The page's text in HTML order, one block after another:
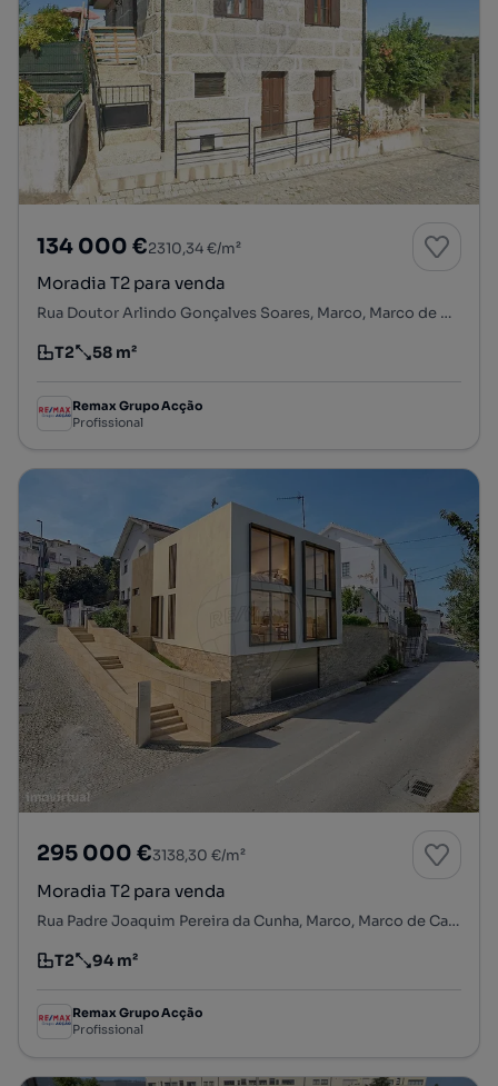
134 000 €2310,34 €/m²
Moradia T2 para venda
Rua Doutor Arlindo Gonçalves Soares, Marco, Marco de Canaveses, Porto
Tipologia
T2
Preço por metro quadrado
58 m²
Remax Grupo Acção
Profissional
295 000 €3138,30 €/m²
Moradia T2 para venda
Rua Padre Joaquim Pereira da Cunha, Marco, Marco de Canaveses, Porto
Tipologia
T2
Preço por metro quadrado
94 m²
Remax Grupo Acção
Profissional